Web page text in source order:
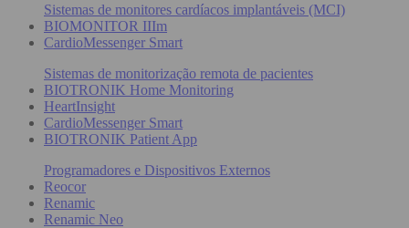
Sistemas de monitores cardíacos implantáveis (MCI)
BIOMONITOR IIIm
CardioMessenger Smart
Sistemas de monitorização remota de pacientes
BIOTRONIK Home Monitoring
HeartInsight
CardioMessenger Smart
BIOTRONIK Patient App
Programadores e Dispositivos Externos
Reocor
Renamic
Renamic Neo